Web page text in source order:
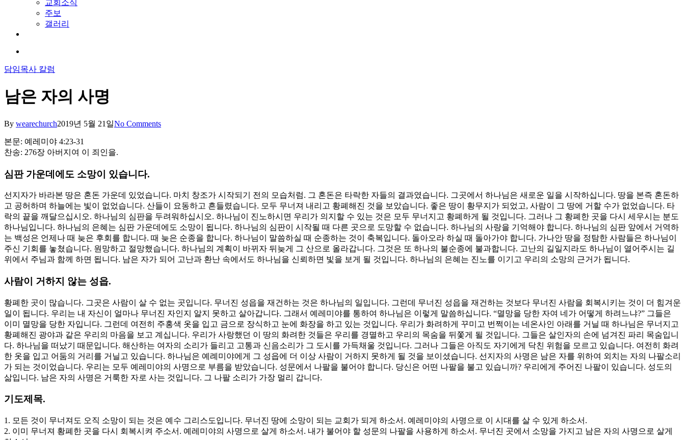
교회소식
주보
갤러리
담임목사 칼럼
남은 자의 사명
By wearechurch2019년 5월 21일No Comments
본문: 예레미야 4:23-31
찬송: 276장 아버지여 이 죄인을.
심판 가운데에도 소망이 있습니다.
선지자가 바라본 땅은 혼돈 가운데 있었습니다. 마치 창조가 시작되기 전의 모습처럼. 그 혼돈은 타락한 자들의 결과였습니다. 그곳에서 하나님은 새로운 일을 시작하십니다. 땅을 본즉 혼돈하
고 공허하며 하늘에는 빛이 없었습니다. 산들이 요동하고 흔들렸습니다. 모두 무너져 내리고 황폐해진 것을 보았습니다. 좋은 땅이 황무지가 되었고, 사람이 그 땅에 거할 수가 없었습니다. 타
락의 끝을 깨달으십시오. 하나님의 심판을 두려워하십시오. 하나님이 진노하시면 우리가 의지할 수 있는 것은 모두 무너지고 황폐하게 될 것입니다. 그러나 그 황폐한 곳을 다시 세우시는 분도
하나님입니다. 하나님의 은혜는 심판 가운데에도 소망이 됩니다. 하나님의 심판이 시작될 때 다른 곳으로 도망할 수 없습니다. 하나님의 사랑을 기억해야 합니다. 하나님의 심판 앞에서 거역하
는 백성은 언제나 때 늦은 후회를 합니다. 때 늦은 순종을 합니다. 하나님이 말씀하실 때 순종하는 것이 축복입니다. 돌아오라 하실 때 돌아가야 합니다. 가나안 땅을 정탐한 사람들은 하나님이
주신 기회를 놓쳤습니다. 원망하고 절망했습니다. 하나님의 계획이 바뀌자 뒤늦게 그 산으로 올라갑니다. 그것은 또 하나의 불순종에 불과합니다. 고난의 길일지라도 하나님이 열어주시는 길
위에서 주님과 함께 하면 됩니다. 남은 자가 되어 고난과 환난 속에서도 하나님을 신뢰하면 빛을 보게 될 것입니다. 하나님의 은혜는 진노를 이기고 우리의 소망의 근거가 됩니다.
사람이 거하지 않는 성읍.
황폐한 곳이 많습니다. 그곳은 사람이 살 수 없는 곳입니다. 무너진 성읍을 재건하는 것은 하나님의 일입니다. 그런데 무너진 성읍을 재건하는 것보다 무너진 사람을 회복시키는 것이 더 힘겨운
일이 됩니다. 우리는 내 자신이 얼마나 무너진 자인지 알지 못하고 살아갑니다. 그래서 예레미야를 통하여 하나님은 이렇게 말씀하십니다. “멸망을 당한 자여 네가 어떻게 하려느냐?” 그들은
이미 멸망을 당한 자입니다. 그런데 여전히 주홍색 옷을 입고 금으로 장식하고 눈에 화장을 하고 있는 것입니다. 우리가 화려하게 꾸미고 번쩍이는 네온사인 아래를 거닐 때 하나님은 무너지고
황폐해진 광야과 같은 우리의 마음을 보고 계십니다. 우리가 사랑했던 이 땅의 화려한 것들은 우리를 경멸하고 우리의 목숨을 뒤쫓게 될 것입니다. 그들은 살인자의 손에 넘겨진 파리 목숨입니
다. 하나님을 떠났기 때문입니다. 해산하는 여자의 소리가 들리고 고통과 신음소리가 그 도시를 가득채울 것입니다. 그러나 그들은 아직도 자기에게 닥친 위험을 모르고 있습니다. 여전히 화려
한 옷을 입고 어둠의 거리를 거닐고 있습니다. 하나님은 예례미야에게 그 성읍에 더 이상 사람이 거하지 못하게 될 것을 보이셨습니다. 선지자의 사명은 남은 자를 위하여 외치는 자의 나팔소리
가 되는 것이었습니다. 우리는 모두 예레미야의 사명으로 부름을 받았습니다. 성문에서 나팔을 불어야 합니다. 당신은 어떤 나팔을 불고 있습니까? 우리에게 주어진 나팔이 있습니다. 성도의
삶입니다. 남은 자의 사명은 거룩한 자로 사는 것입니다. 그 나팔 소리가 가장 멀리 갑니다.
기도제목.
1. 모든 것이 무너져도 오직 소망이 되는 것은 예수 그리스도입니다. 무너진 땅에 소망이 되는 교회가 되게 하소서. 예레미야의 사명으로 이 시대를 살 수 있게 하소서.
2. 이미 무너져 황폐한 곳을 다시 회복시켜 주소서. 예레미야의 사명으로 살게 하소서. 내가 불어야 할 성문의 나팔을 사용하게 하소서. 무너진 곳에서 소망을 가지고 남은 자의 사명으로 살게